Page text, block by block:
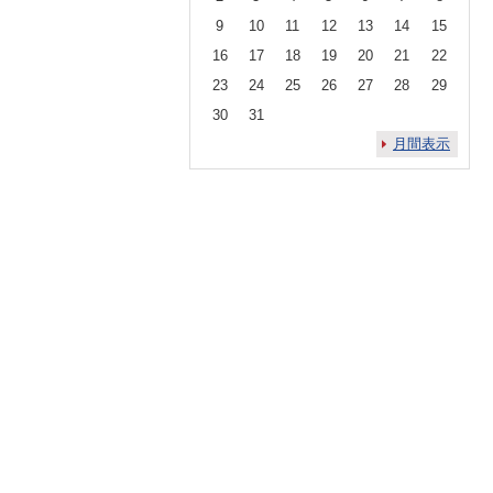
9
10 11 12 13 14
15
16
17 18 19 20 21
22
23
24 25 26 27 28
29
30
31
月間表示